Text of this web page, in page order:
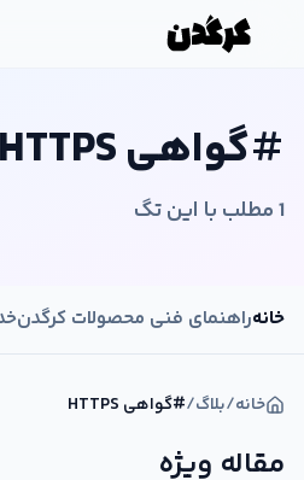
#گواهی HTTPS
1مطلب با این تگ
خانهراهنمای فنی محصولات کرگدن
خانه/بلاگ/
#گواهی HTTPS
مقاله ویژه